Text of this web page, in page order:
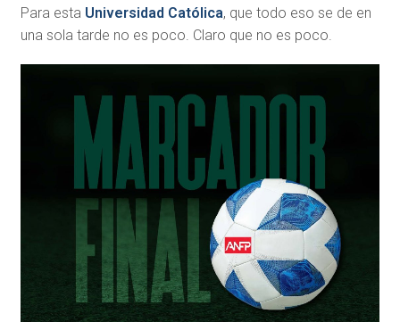
Para esta Universidad Católica, que todo eso se de en
una sola tarde no es poco. Claro que no es poco.